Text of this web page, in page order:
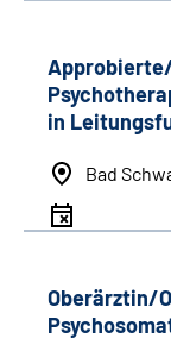
in
Bad
Oberärztin/